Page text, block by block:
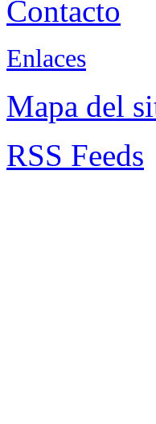
Contacto
Enlaces
Mapa del
RSS Feeds